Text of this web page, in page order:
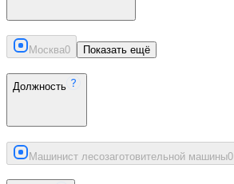
Москва0 Показать ещё
Должность
Машинист лесозаготовительной машины0